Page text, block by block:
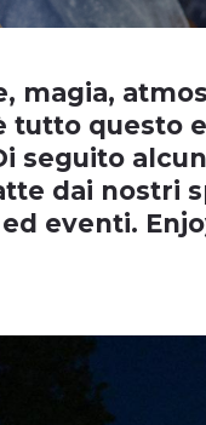
magia,
tutto questo
seguito
dai nostri
ed eventi.